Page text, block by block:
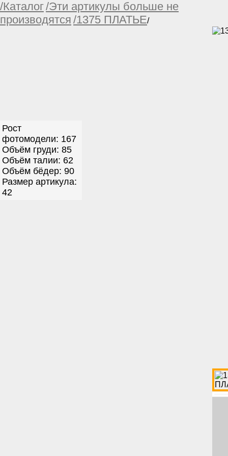
/Каталог/Эти артикулы больше не
производятся /1375 ПЛАТЬЕ/
Рост
фотомодели: 167
Объём груди: 85
Объём талии: 62
Объём бёдер: 90
Размер артикула:
42